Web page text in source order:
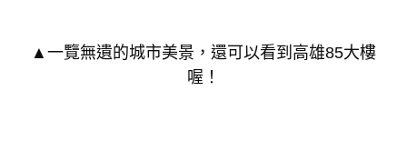
▲一覽無遺的城市美景，還可以看到高雄85大樓
喔！